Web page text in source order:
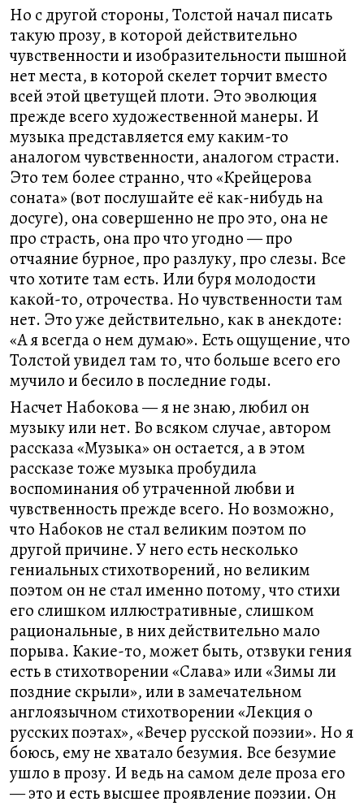
Но с другой стороны, Толстой начал писать
такую прозу, в которой действительно
чувственности и изобразительности пышной
нет места, в которой скелет торчит вместо
всей этой цветущей плоти. Это эволюция
прежде всего художественной манеры. И
музыка представляется ему каким-то
аналогом чувственности, аналогом страсти.
Это тем более странно, что «Крейцерова
соната» (вот послушайте её как-нибудь на
досуге), она совершенно не про это, она не
про страсть, она про что угодно — про
отчаяние бурное, про разлуку, про слезы. Все
что хотите там есть. Или буря молодости
какой-то, отрочества. Но чувственности там
нет. Это уже действительно, как в анекдоте:
«А я всегда о нем думаю». Есть ощущение, что
Толстой увидел там то, что больше всего его
мучило и бесило в последние годы.
Насчет Набокова — я не знаю, любил он
музыку или нет. Во всяком случае, автором
рассказа «Музыка» он остается, а в этом
рассказе тоже музыка пробудила
воспоминания об утраченной любви и
чувственность прежде всего. Но возможно,
что Набоков не стал великим поэтом по
другой причине. У него есть несколько
гениальных стихотворений, но великим
поэтом он не стал именно потому, что стихи
его слишком иллюстративные, слишком
рациональные, в них действительно мало
порыва. Какие-то, может быть, отзвуки гения
есть в стихотворении «Слава» или «Зимы ли
поздние скрыли», или в замечательном
англоязычном стихотворении «Лекция о
русских поэтах», «Вечер русской поэзии». Но я
боюсь, ему не хватало безумия. Все безумие
ушло в прозу. И ведь на самом деле проза его
— это и есть высшее проявление поэзии. Он